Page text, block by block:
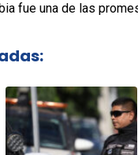
fue una de las